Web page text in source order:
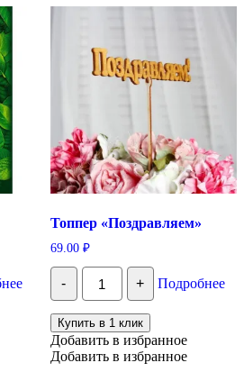
Топпер «Поздравляем»
69.00 ₽
-
Количество
Топпер
"Поздравляем"
+ Подробнее
Купить в 1 клик
Добавить в избранное
Добавить в избранное